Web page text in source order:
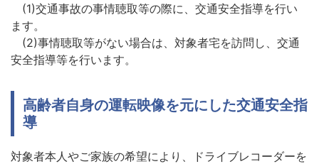
(1)交通事故の事情聴取等の際に、交通安全指導を行い
ます。
(2)事情聴取等がない場合は、対象者宅を訪問し、交通
安全指導等を行います。
高齢者自身の運転映像を元にした交通安全指
導
対象者本人やご家族の希望により、ドライブレコーダーを